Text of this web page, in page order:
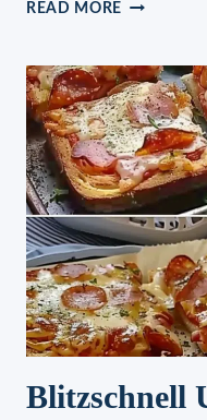
READ MORE
KUCHEN
IN
10
MINUTEN
IM
OFEN
Blitzschnell